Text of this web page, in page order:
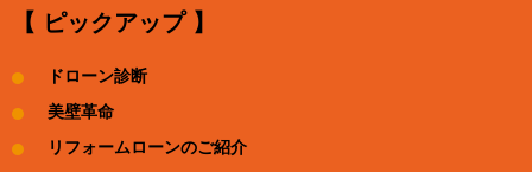
【 ピックアップ 】
ドローン診断
美壁革命
リフォームローンのご紹介